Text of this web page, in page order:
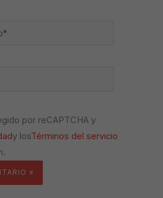
por reCAPTCHA y
y losTérminos del servicio